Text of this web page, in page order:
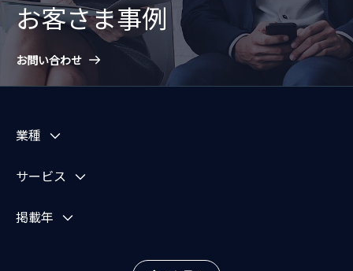
お客さま事例
お問い合わせ
業種
サービス
掲載年